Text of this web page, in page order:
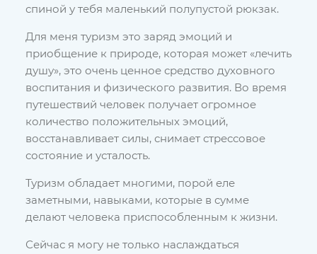
спиной у тебя маленький полупустой рюкзак.
Для меня туризм это заряд эмоций и
приобщение к природе, которая может «лечить
душу», это очень ценное средство духовного
воспитания и физического развития. Во время
путешествий человек получает огромное
количество положительных эмоций,
восстанавливает силы, снимает стрессовое
состояние и усталость.
Туризм обладает многими, порой еле
заметными, навыками, которые в сумме
делают человека приспособленным к жизни.
Сейчас я могу не только наслаждаться